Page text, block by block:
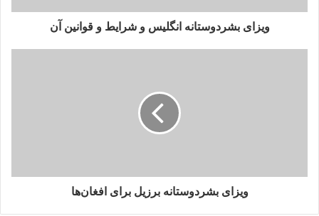
ا
ویزای بشردوستانه انگلیس و شرایط و قوانین آن
ویزای بشردوستانه برزیل برای افغان‌ها